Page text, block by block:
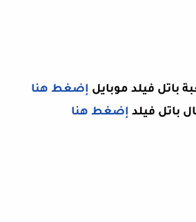
باتل فيلد موبايل إضغط هنا
باتل فيلد إضغط هنا